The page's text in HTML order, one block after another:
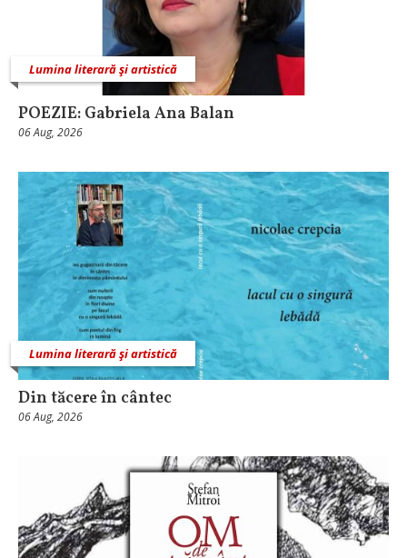
Lumina literară şi artistică
POEZIE: Gabriela Ana Balan
06 Aug, 2026
Lumina literară şi artistică
Din tăcere în cântec
06 Aug, 2026